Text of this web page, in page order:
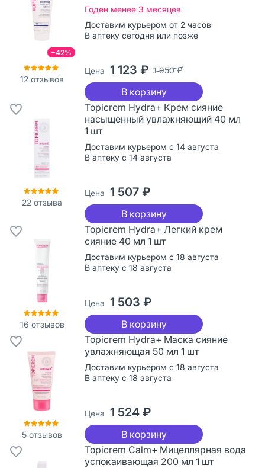
−42%
12 отзывов
Годен менее 3 месяцев
Доставим курьером от 2 часов
В аптеку сегодня или позже
Цена 1 123 ₽ 1 950 ₽
В корзину
22 отзыва
Topicrem Hydra+ Крем сияние
насыщенный увлажняющий 40 мл
1 шт
Доставим курьером с 14 августа
В аптеку с 14 августа
Цена 1 507 ₽
В корзину
16 отзывов
Topicrem Hydra+ Легкий крем
сияние 40 мл 1 шт
Доставим курьером с 18 августа
В аптеку с 18 августа
Цена 1 503 ₽
В корзину
5 отзывов
Topicrem Hydra+ Маска сияние
увлажняющая 50 мл 1 шт
Доставим курьером с 18 августа
В аптеку с 18 августа
Цена 1 524 ₽
В корзину
Topicrem Calm+ Мицеллярная вода
успокаивающая 200 мл 1 шт